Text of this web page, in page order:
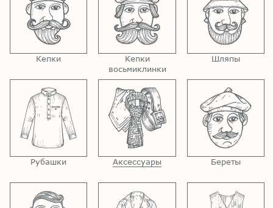
Кепки
Кепки
восьмиклинки
Шляпы
Рубашки Аксессуары Береты